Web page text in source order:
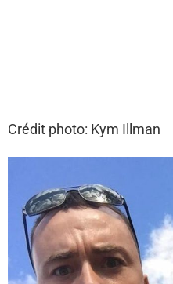
Crédit photo: Kym Illman